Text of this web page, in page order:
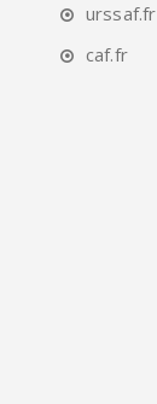
urssaf.fr
caf.fr